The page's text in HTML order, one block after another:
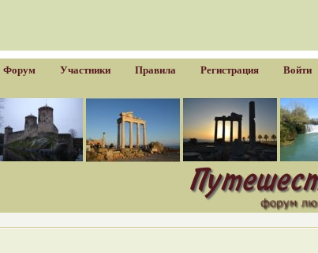
Форум Участники Правила Регистрация Войти